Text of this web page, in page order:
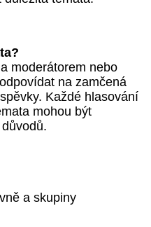
moderátorem nebo
na zamčená
Každé hlasování
mohou být
a skupiny